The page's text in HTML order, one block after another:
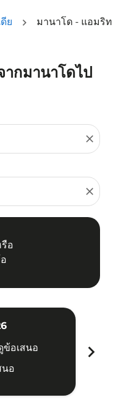
ย
มานาโด - แอมริท
กมานาโดไป
close
close
อ
างและ/หรือปลายทาง) หรื
ข้อเสนอ
นอ
chevron_right